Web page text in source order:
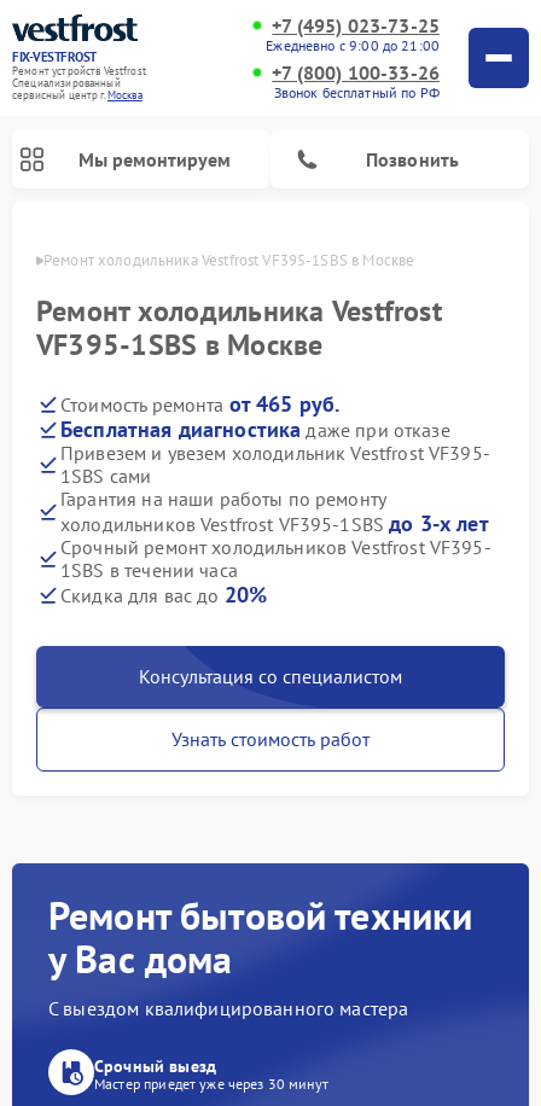
FIX-VESTFROST
Ремонт устройств Vestfrost
Специализированный
cервисный центр г.Москва
+7 (495) 023-73-25
Ежедневно с 9:00 до 21:00
+7 (800) 100-33-26
Звонок бесплатный по РФ
Мы ремонтируем Позвонить
Ремонт холодильника Vestfrost VF395-1SBS в Москве
Ремонт холодильника Vestfrost
VF395-1SBS в Москве
Стоимость ремонта от 465 руб.
Бесплатная диагностика даже при отказе
Привезем и увезем холодильник Vestfrost VF395-
1SBS сами
Гарантия на наши работы по ремонту
холодильников Vestfrost VF395-1SBSдо 3-х лет
Срочный ремонт холодильников Vestfrost VF395-
1SBS в течении часа
Скидка для вас до 20%
Консультация со специалистом
Узнать стоимость работ
Ремонт бытовой техники
у Вас дома
С выездом квалифицированного мастера
Срочный выезд
Мастер приедет уже через 30 минут